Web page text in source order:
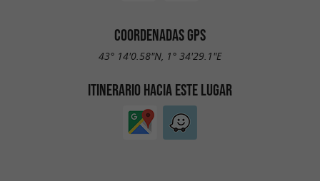
COORDENADAS GPS
43° 14'0.58"N, 1° 34'29.1"E
ITINERARIO HACIA ESTE LUGAR